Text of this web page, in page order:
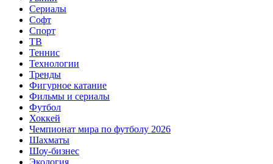
Сериалы
Софт
Спорт
ТВ
Теннис
Технологии
Тренды
Фигурное катание
Фильмы и сериалы
Футбол
Хоккей
Чемпионат мира по футболу 2026
Шахматы
Шоу-бизнес
Экология